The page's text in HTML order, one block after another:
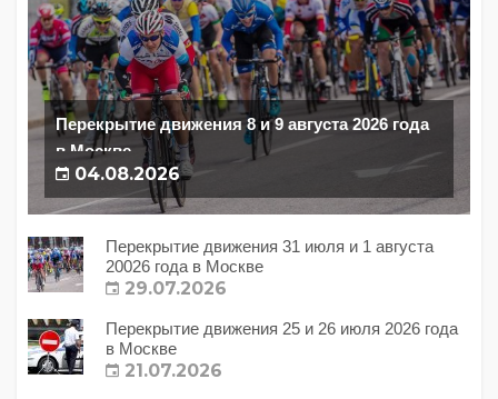
Перекрытие движения 8 и 9 августа 2026 года
в Москве
04.08.2026
Перекрытие движения 31 июля и 1 августа
20026 года в Москве
29.07.2026
Перекрытие движения 25 и 26 июля 2026 года
в Москве
21.07.2026